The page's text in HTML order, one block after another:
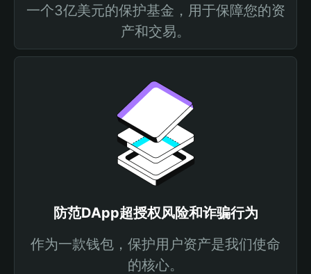
一个3亿美元的保护基金，用于保障您的资
产和交易。
防范DApp超授权风险和诈骗行为
作为一款钱包，保护用户资产是我们使命
的核心。